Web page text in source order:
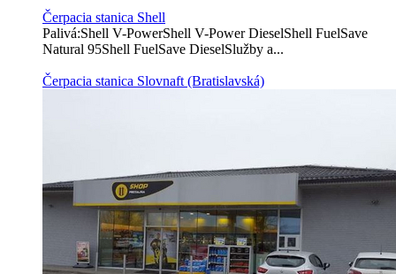
Čerpacia stanica Shell
Palivá:Shell V-PowerShell V-Power DieselShell FuelSave
Natural 95Shell FuelSave DieselSlužby a...
Čerpacia stanica Slovnaft (Bratislavská)